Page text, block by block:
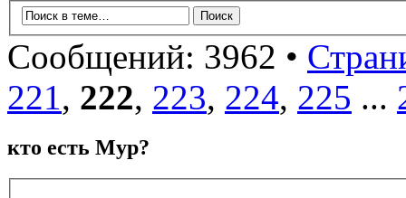
Сообщений: 3962 •
221, 222, 223, 224, 225 ...
кто есть Мур?